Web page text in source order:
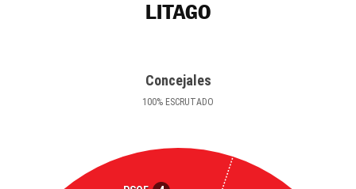
LITAGO
Concejales
100% ESCRUTADO